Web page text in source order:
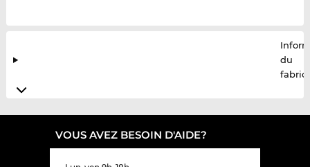
du
VOUS AVEZ BESOIN D'AIDE?